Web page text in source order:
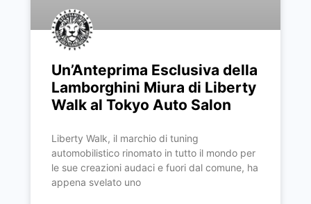
Un’Anteprima Esclusiva della
Lamborghini Miura di Liberty
Walk al Tokyo Auto Salon
Liberty Walk, il marchio di tuning
automobilistico rinomato in tutto il mondo per
le sue creazioni audaci e fuori dal comune, ha
appena svelato uno